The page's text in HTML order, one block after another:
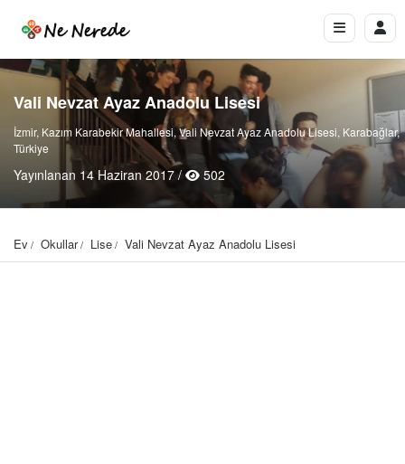
Vali Nevzat Ayaz Anadolu Lisesi
İzmir, Kazım Karabekir Mahallesi, Vali Nevzat Ayaz Anadolu Lisesi, Karabağlar,
Türkiye
Yayınlanan 14 Haziran 2017 / 502
Ev Okullar Lise Vali Nevzat Ayaz Anadolu Lisesi